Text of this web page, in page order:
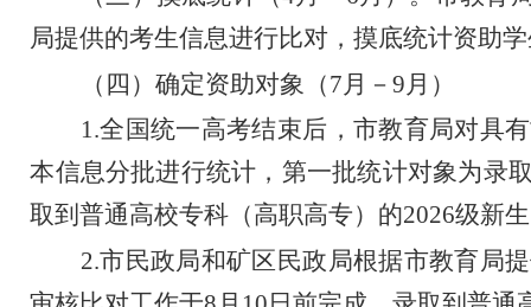
局提供的考生信息进行比对，摸底统计资助
（四）确定资助对象（7 月 － 9 月）
1.全国统一高考结束后，市教育局对具
本信息分批进行统计，第一批统计对象为录
取到普通高校专科（高职高专）的2026级新
2.市民政局和矿区民政局根据市教育局